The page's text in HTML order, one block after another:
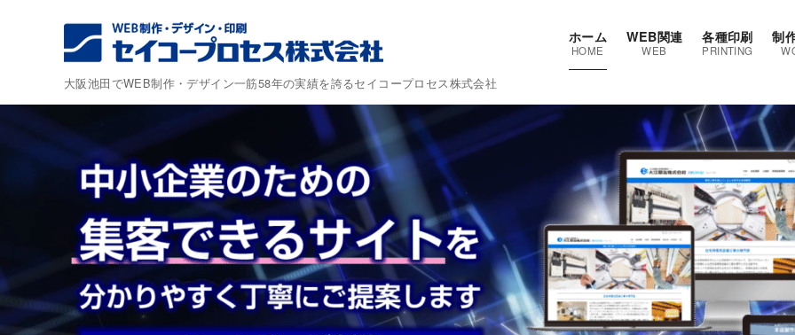
ツ
大阪池田でWEB制作・デザイン一筋58年の実績を誇るセイコープロセス株式会社
ホーム
HOME
WEB関連
WEB
各種印刷
PRINTING
制